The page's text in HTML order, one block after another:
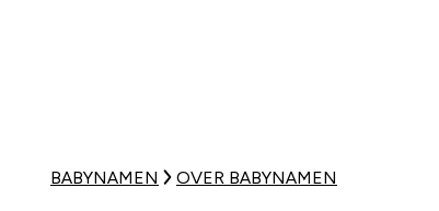
BABYNAMEN OVER BABYNAMEN